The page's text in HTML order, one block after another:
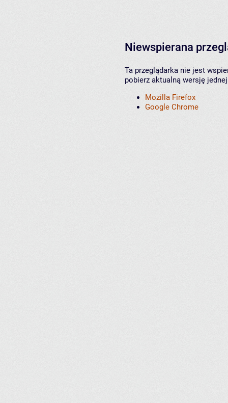
Niewspierana
Ta przeglądarka nie jest
pobierz aktualną wersję
Mozilla Firefox
Google Chrome